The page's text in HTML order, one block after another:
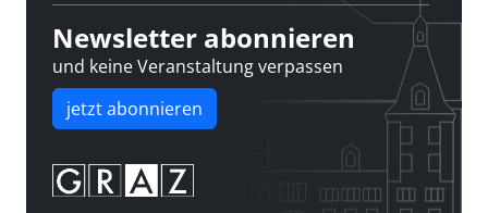
Newsletter abonnieren
und keine Veranstaltung verpassen
jetzt abonnieren